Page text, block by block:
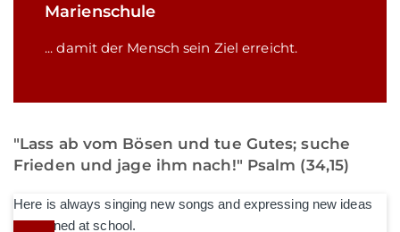
Marienschule
... damit der Mensch sein Ziel erreicht.
"Lass ab vom Bösen und tue Gutes; suche
Frieden und jage ihm nach!" Psalm (34,15)
Here is always singing new songs and expressing new ideas
he learned at school.